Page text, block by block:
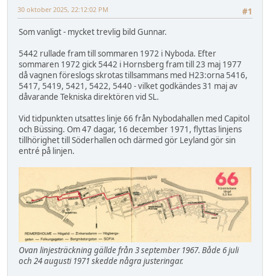
#1
30 oktober 2025, 22:12:02 PM
Som vanligt - mycket trevlig bild Gunnar.
5442 rullade fram till sommaren 1972 i Nyboda. Efter
sommaren 1972 gick 5442 i Hornsberg fram till 23 maj 1977
då vagnen föreslogs skrotas tillsammans med H23:orna 5416,
5417, 5419, 5421, 5422, 5440 - vilket godkändes 31 maj av
dåvarande Tekniska direktören vid SL.
Vid tidpunkten utsattes linje 66 från Nybodahallen med Capitol
och Büssing. Om 47 dagar, 16 december 1971, flyttas linjens
tillhörighet till Söderhallen och därmed gör Leyland gör sin
entré på linjen.
Ovan linjesträckning gällde från 3 september 1967. Både 6 juli
och 24 augusti 1971 skedde några justeringar.